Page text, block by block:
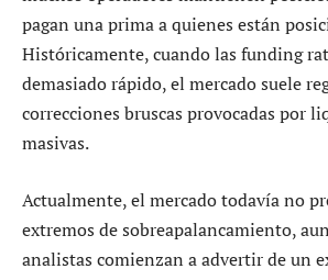
pagan una prima a quienes están
Históricamente, cuando las funding
demasiado rápido, el mercado suele
correcciones bruscas provocadas por
masivas.
Actualmente, el mercado todavía no
extremos de sobreapalancamiento,
analistas comienzan a advertir de un